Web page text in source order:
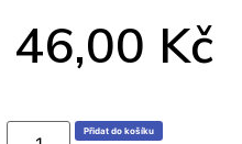
46,00 Kč
Přidat do košíku